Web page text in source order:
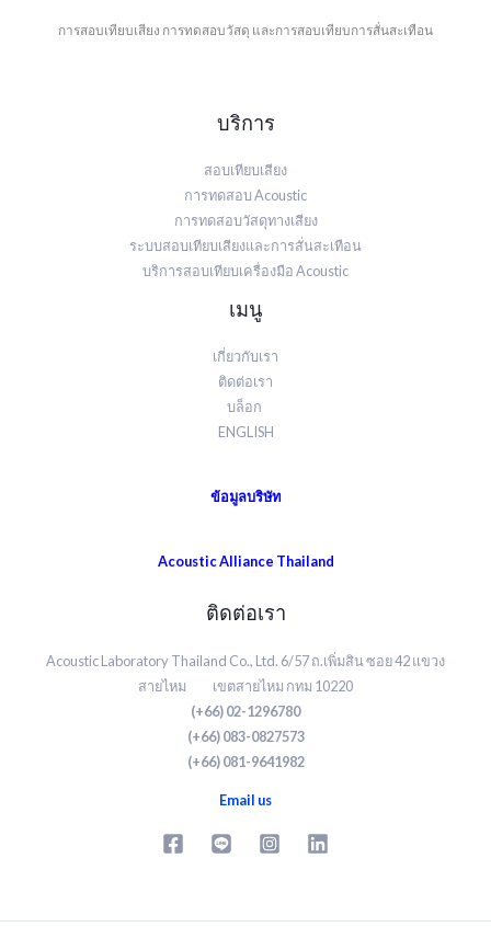
การสอบเทียบเสียง การทดสอบวัสดุ และการสอบเทียบการสั่นสะเทือน
บริการ
สอบเทียบเสียง
การทดสอบ Acoustic
การทดสอบวัสดุทางเสียง
ระบบสอบเทียบเสียงและการสั่นสะเทือน
บริการสอบเทียบเครื่องมือ Acoustic
เมนู
เกี่ยวกับเรา
ติดต่อเรา
บล็อก
ENGLISH
ข้อมูลบริษัท
Acoustic Alliance Thailand
ติดต่อเรา
Acoustic Laboratory Thailand Co., Ltd. 6/57 ถ.เพิ่มสิน ซอย 42 แขวง
สายไหม เขตสายไหม กทม 10220
(+66) 02-1296780
(+66) 083-0827573
(+66) 081-9641982
Email us